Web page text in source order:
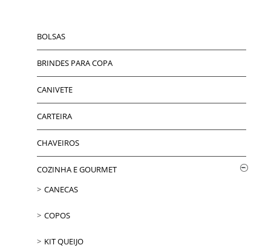
BOLSAS
BRINDES PARA COPA
CANIVETE
CARTEIRA
CHAVEIROS
COZINHA E GOURMET
CANECAS
COPOS
KIT QUEIJO